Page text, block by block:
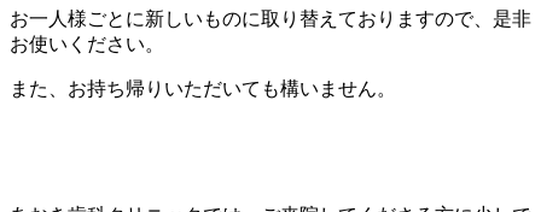
お一人様ごとに新しいものに取り替えておりますので、是非
お使いください。
また、お持ち帰りいただいても構いません。